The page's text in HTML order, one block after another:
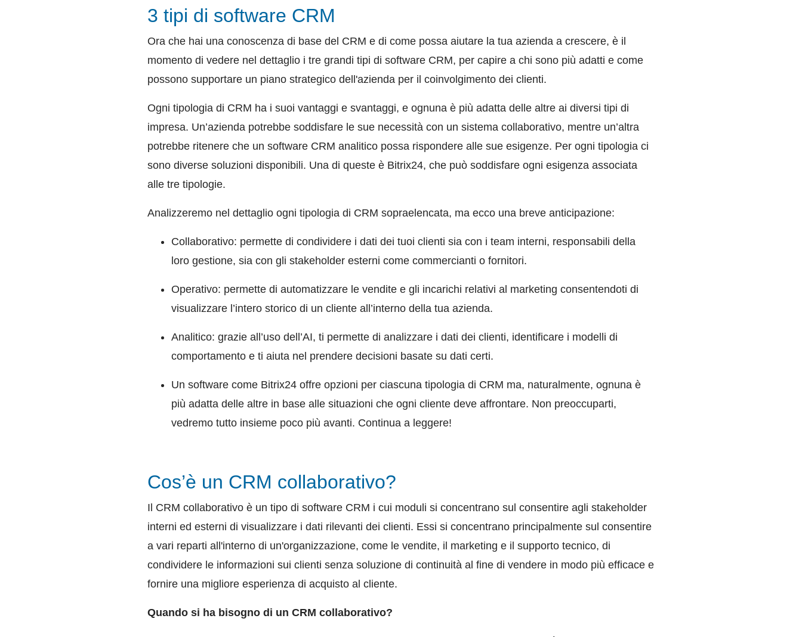
3 tipi di software CRM
Ora che hai una conoscenza di base del CRM e di come possa aiutare la tua azienda a crescere, è il
momento di vedere nel dettaglio i tre grandi tipi di software CRM, per capire a chi sono più adatti e come
possono supportare un piano strategico dell'azienda per il coinvolgimento dei clienti.
Ogni tipologia di CRM ha i suoi vantaggi e svantaggi, e ognuna è più adatta delle altre ai diversi tipi di
impresa. Un’azienda potrebbe soddisfare le sue necessità con un sistema collaborativo, mentre un’altra
potrebbe ritenere che un software CRM analitico possa rispondere alle sue esigenze. Per ogni tipologia ci
sono diverse soluzioni disponibili. Una di queste è Bitrix24, che può soddisfare ogni esigenza associata
alle tre tipologie.
Analizzeremo nel dettaglio ogni tipologia di CRM sopraelencata, ma ecco una breve anticipazione:
Collaborativo: permette di condividere i dati dei tuoi clienti sia con i team interni, responsabili della
loro gestione, sia con gli stakeholder esterni come commercianti o fornitori.
Operativo: permette di automatizzare le vendite e gli incarichi relativi al marketing consentendoti di
visualizzare l’intero storico di un cliente all’interno della tua azienda.
Analitico: grazie all’uso dell’AI, ti permette di analizzare i dati dei clienti, identificare i modelli di
comportamento e ti aiuta nel prendere decisioni basate su dati certi.
Un software come Bitrix24 offre opzioni per ciascuna tipologia di CRM ma, naturalmente, ognuna è
più adatta delle altre in base alle situazioni che ogni cliente deve affrontare. Non preoccuparti,
vedremo tutto insieme poco più avanti. Continua a leggere!
Cos’è un CRM collaborativo?
Il CRM collaborativo è un tipo di software CRM i cui moduli si concentrano sul consentire agli stakeholder
interni ed esterni di visualizzare i dati rilevanti dei clienti. Essi si concentrano principalmente sul consentire
a vari reparti all'interno di un'organizzazione, come le vendite, il marketing e il supporto tecnico, di
condividere le informazioni sui clienti senza soluzione di continuità al fine di vendere in modo più efficace e
fornire una migliore esperienza di acquisto al cliente.
Quando si ha bisogno di un CRM collaborativo?